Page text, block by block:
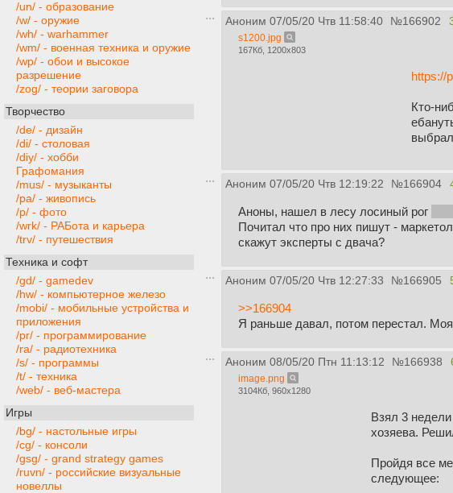
/un/ - образование
/w/ - оружие
/wh/ - warhammer
/wm/ - военная техника и оружие
/wp/ - обои и высокое
разрешение
/zog/ - теории заговора
Творчество
/de/ - дизайн
/di/ - столовая
/diy/ - хобби
Графомания
/mus/ - музыканты
/pa/ - живопись
/p/ - фото
/wrk/ - РАБота и карьера
/trv/ - путешествия
Техника и софт
/gd/ - gamedev
/hw/ - компьютерное железо
/mobi/ - мобильные устройства и
приложения
/pr/ - программирование
/ra/ - радиотехника
/s/ - программы
/t/ - техника
/web/ - веб-мастера
Игры
/bg/ - настольные игры
/cg/ - консоли
/gsg/ - grand strategy games
/ruvn/ - российские визуальные
новеллы
Аноним 07/05/20 Чтв 11:58:40 №166902
s1200.jpg
167Кб, 1200x803
https://
Кто-
Аноним 07/05/20 Чтв 12:19:22 №166904
Аноны, нашел в лесу лосиный рог
Почитал что про них пишут -
скажут эксперты с двача?
Аноним 07/05/20 Чтв 12:27:33 №166905
>>166904
Я раньше давал, потом перестал.
Аноним 08/05/20 Птн 11:13:12 №166938
image.png
3104Кб, 960x1280
Взял 3 недели
хозяева.
Пройдя все
следующее: